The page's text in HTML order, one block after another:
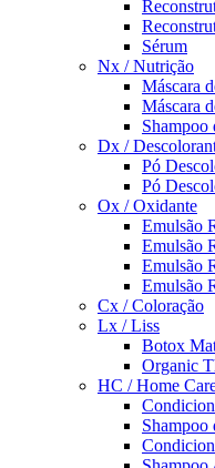
Sérum
Nx / Nutrição
Máscara
Máscara
Shampoo
Dx /
Pó
Pó
Ox / Oxidante
Emulsão
Emulsão
Emulsão
Emulsão
Cx / Coloração
Lx / Liss
Botox
Organic
HC / Home
Shampoo